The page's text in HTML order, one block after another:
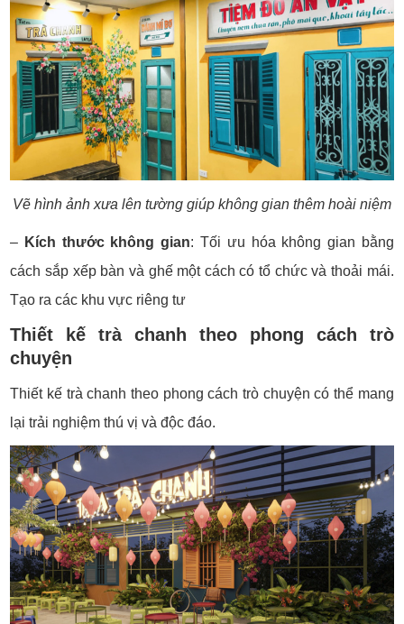
Vẽ hình ảnh xưa lên tường giúp không gian thêm hoài niệm
– Kích thước không gian:Tối ưu hóa không gian bằng
cách sắp xếp bàn và ghế một cách có tổ chức và thoải mái.
Tạo ra các khu vực riêng tư
Thiết kế trà chanh theo phong cách trò
chuyện
Thiết kế trà chanh theo phong cách trò chuyện có thể mang
lại trải nghiệm thú vị và độc đáo.